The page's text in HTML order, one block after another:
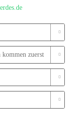
kommen zuerst